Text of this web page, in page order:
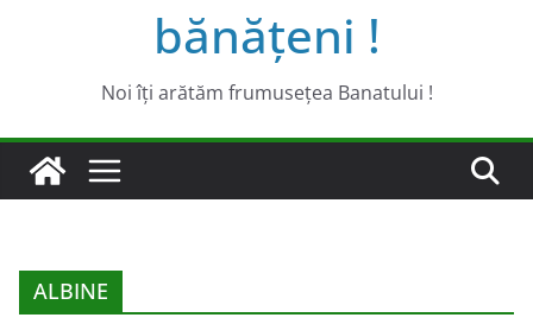
bănăţeni !
Noi îţi arătăm frumuseţea Banatului !
ALBINE